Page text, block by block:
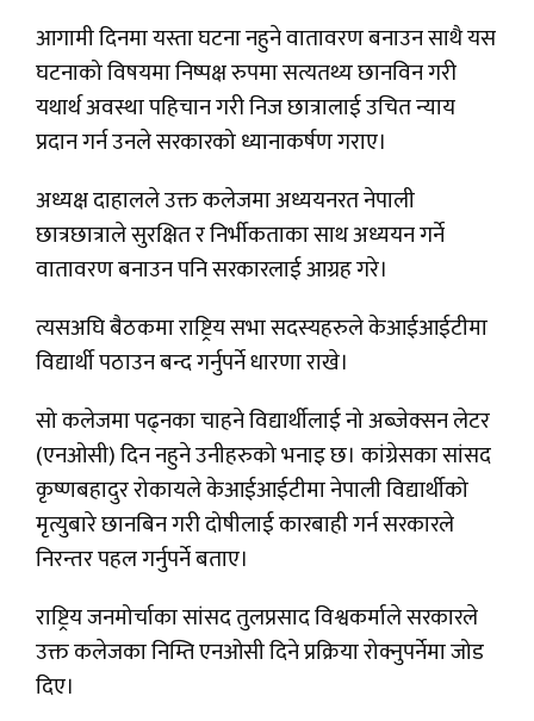
आगामी दिनमा यस्ता घटना नहुने वातावरण बनाउन साथै यस
घटनाको विषयमा निष्पक्ष रुपमा सत्यतथ्य छानविन गरी
यथार्थ अवस्था पहिचान गरी निज छात्रालाई उचित न्याय
प्रदान गर्न उनले सरकारको ध्यानाकर्षण गराए।
अध्यक्ष दाहालले उक्त कलेजमा अध्ययनरत नेपाली
छात्रछात्राले सुरक्षित र निर्भीकताका साथ अध्ययन गर्ने
वातावरण बनाउन पनि सरकारलाई आग्रह गरे।
त्यसअघि बैठकमा राष्ट्रिय सभा सदस्यहरुले केआईआईटीमा
विद्यार्थी पठाउन बन्द गर्नुपर्ने धारणा राखे।
सो कलेजमा पढ्नका चाहने विद्यार्थीलाई नो अब्जेक्सन लेटर
(एनओसी) दिन नहुने उनीहरुको भनाइ छ। कांग्रेसका सांसद
कृष्णबहादुर रोकायले केआईआईटीमा नेपाली विद्यार्थीको
मृत्युबारे छानबिन गरी दोषीलाई कारबाही गर्न सरकारले
निरन्तर पहल गर्नुपर्ने बताए।
राष्ट्रिय जनमोर्चाका सांसद तुलप्रसाद विश्वकर्माले सरकारले
उक्त कलेजका निम्ति एनओसी दिने प्रक्रिया रोक्नुपर्नेमा जोड
दिए।